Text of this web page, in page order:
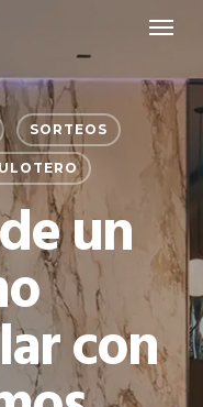
Menu
SORTEOS
un
con